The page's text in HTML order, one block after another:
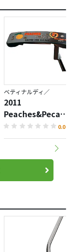
ベティナルディ／
2011
Peaches&Pecans
パター
0.0